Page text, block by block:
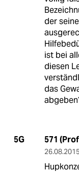
der
ist bei
diesen
das
5G 571
26.08.2015